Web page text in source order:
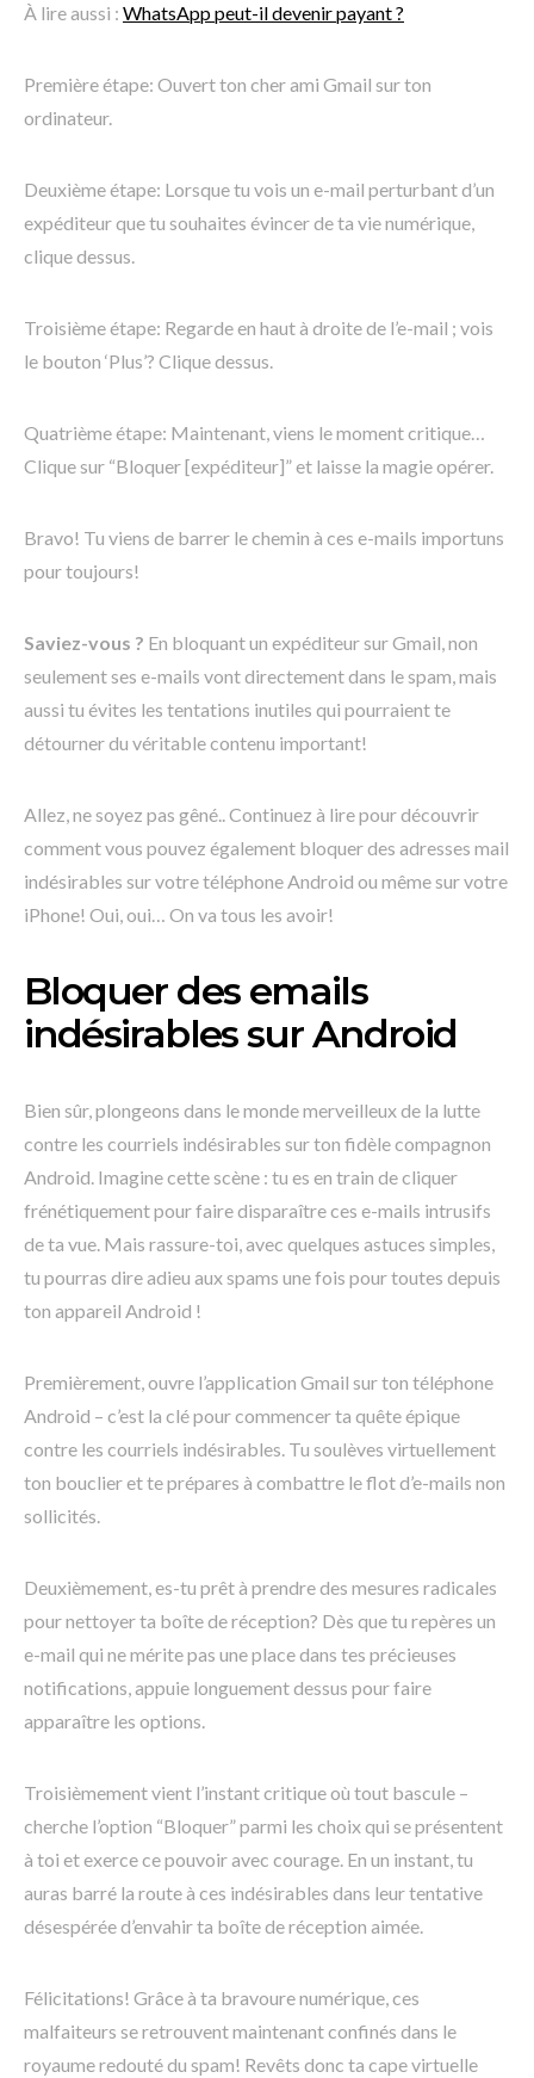
À lire aussi : WhatsApp peut-il devenir payant ?
Première étape: Ouvert ton cher ami Gmail sur ton
ordinateur.
Deuxième étape: Lorsque tu vois un e-mail perturbant d’un
expéditeur que tu souhaites évincer de ta vie numérique,
clique dessus.
Troisième étape: Regarde en haut à droite de l’e-mail ; vois
le bouton ‘Plus’? Clique dessus.
Quatrième étape: Maintenant, viens le moment critique…
Clique sur “Bloquer [expéditeur]” et laisse la magie opérer.
Bravo! Tu viens de barrer le chemin à ces e-mails importuns
pour toujours!
Saviez-vous ? En bloquant un expéditeur sur Gmail, non
seulement ses e-mails vont directement dans le spam, mais
aussi tu évites les tentations inutiles qui pourraient te
détourner du véritable contenu important!
Allez, ne soyez pas gêné.. Continuez à lire pour découvrir
comment vous pouvez également bloquer des adresses mail
indésirables sur votre téléphone Android ou même sur votre
iPhone! Oui, oui… On va tous les avoir!
Bloquer des emails
indésirables sur Android
Bien sûr, plongeons dans le monde merveilleux de la lutte
contre les courriels indésirables sur ton fidèle compagnon
Android. Imagine cette scène : tu es en train de cliquer
frénétiquement pour faire disparaître ces e-mails intrusifs
de ta vue. Mais rassure-toi, avec quelques astuces simples,
tu pourras dire adieu aux spams une fois pour toutes depuis
ton appareil Android !
Premièrement, ouvre l’application Gmail sur ton téléphone
Android – c’est la clé pour commencer ta quête épique
contre les courriels indésirables. Tu soulèves virtuellement
ton bouclier et te prépares à combattre le flot d’e-mails non
sollicités.
Deuxièmement, es-tu prêt à prendre des mesures radicales
pour nettoyer ta boîte de réception? Dès que tu repères un
e-mail qui ne mérite pas une place dans tes précieuses
notifications, appuie longuement dessus pour faire
apparaître les options.
Troisièmement vient l’instant critique où tout bascule –
cherche l’option “Bloquer” parmi les choix qui se présentent
à toi et exerce ce pouvoir avec courage. En un instant, tu
auras barré la route à ces indésirables dans leur tentative
désespérée d’envahir ta boîte de réception aimée.
Félicitations! Grâce à ta bravoure numérique, ces
malfaiteurs se retrouvent maintenant confinés dans le
royaume redouté du spam! Revêts donc ta cape virtuelle